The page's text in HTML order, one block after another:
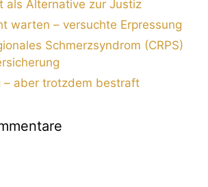
als Alternative zur Justiz
warten – versuchte Erpressung
Schmerzsyndrom (CRPS)
– aber trotzdem bestraft